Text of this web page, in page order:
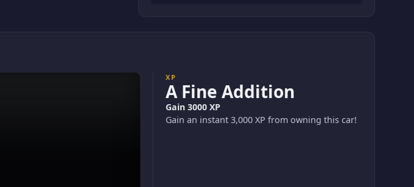
XP
A Fine Addition
Gain 3000 XP
Gain an instant 3,000 XP from owning this car!